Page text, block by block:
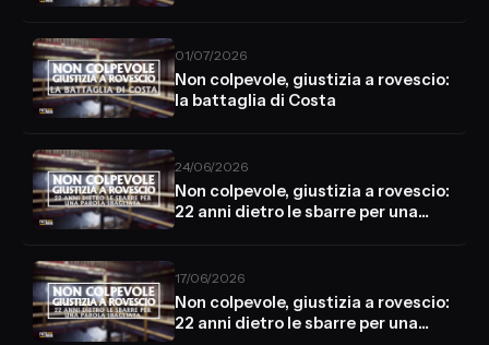
01/07/2026
Non colpevole, giustizia a rovescio:
la battaglia di Costa
24/06/2026
Non colpevole, giustizia a rovescio:
22 anni dietro le sbarre per una
17/06/2026
Non colpevole, giustizia a rovescio:
22 anni dietro le sbarre per una